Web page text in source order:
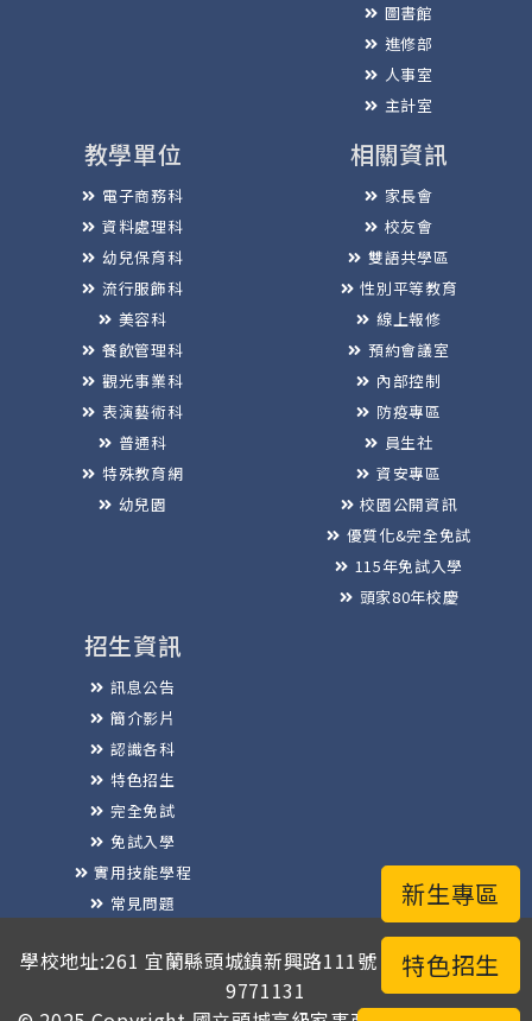
特色招生
新生專區
圖書館
進修部
人事室
主計室
教學單位
電子商務科
資料處理科
幼兒保育科
流行服飾科
美容科
餐飲管理科
觀光事業科
表演藝術科
普通科
特殊教育網
幼兒園
相關資訊
家長會
校友會
雙語共學區
性別平等教育
線上報修
預約會議室
內部控制
防疫專區
員生社
資安專區
校園公開資訊
優質化&完全免試
115年免試入學
頭家80年校慶
招生資訊
訊息公告
簡介影片
認識各科
特色招生
完全免試
免試入學
實用技能學程
常見問題
學校地址:261 宜蘭縣頭城鎮新興路111號 / 電話總機:03-
9771131